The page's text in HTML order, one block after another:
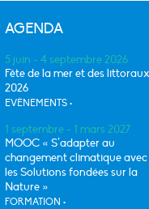
AGENDA
5 juin - 4 septembre 2026
Fête de la mer et des littoraux
2026
EVÈNEMENTS •
1 septembre - 1 mars 2027
MOOC « S’adapter au
changement climatique avec
les Solutions fondées sur la
Nature »
FORMATION •